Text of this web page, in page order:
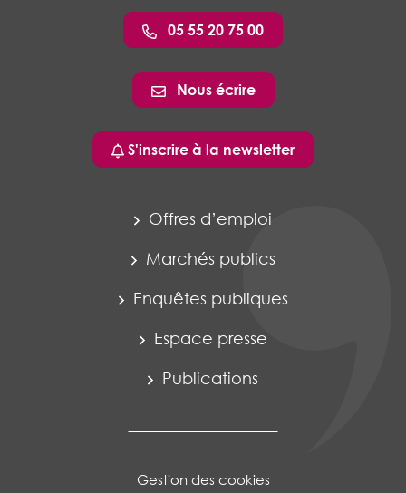
05 55 20 75 00
Nous écrire
S'inscrire à la newsletter
Offres d’emploi
Marchés publics
Enquêtes publiques
Espace presse
Publications
Gestion des cookies